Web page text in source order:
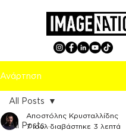
Ανάρτηση
All Posts
All Posts
Αποστόλης Κρυσταλλίδης
7 Ιουλ διαβάστηκε 3 λεπτά